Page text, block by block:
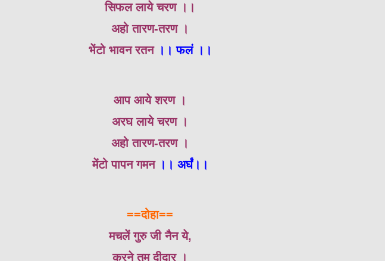
सिफल लाये चरण ।।
अहो तारण-तरण ।
भेंटो भावन रतन ।। फलं ।।
आप आये शरण ।
अरघ लाये चरण ।
अहो तारण-तरण ।
मेंटो पापन गमन ।। अर्घं।।
==दोहा==
मचलें गुरु जी नैन ये,
करने तुम दीदार ।